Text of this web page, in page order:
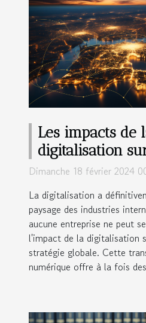
Les impacts de
digitalisation
industries
Dimanche 18 février 2024
La digitalisation a
paysage des industries
aucune entreprise ne peut
l'impact de la digitalisation
stratégie globale. Cette
numérique offre à la fois